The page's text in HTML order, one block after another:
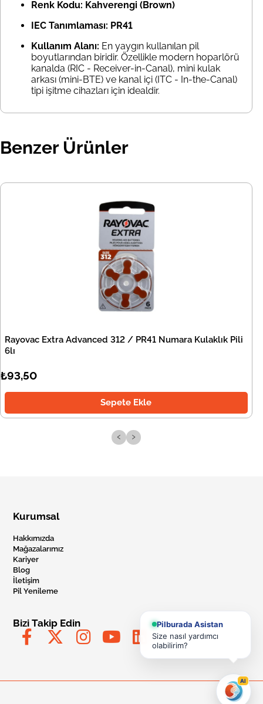
Renk Kodu: Kahverengi (Brown)
IEC Tanımlaması: PR41
Kullanım Alanı: En yaygın kullanılan pil
boyutlarından biridir. Özellikle modern hoparlörü
kanalda (RIC - Receiver-in-Canal), mini kulak
arkası (mini-BTE) ve kanal içi (ITC - In-the-Canal)
tipi işitme cihazları için idealdir.
Benzer Ürünler
Rayovac Extra Advanced 312 / PR41 Numara Kulaklık Pili
6lı
₺93,50
Sepete Ekle
‹ ›
Kurumsal
Hakkımızda
Mağazalarımız
Kariyer
Blog
İletişim
Pil Yenileme
Bizi Takip Edin
Pilburada Asistan
Size nasıl yardımcı
olabilirim?
AI